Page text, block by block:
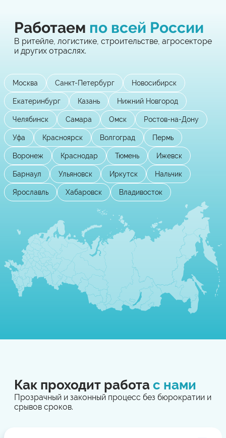
Работаем по всей России
В ритейле, логистике, строительстве, агросекторе
и других отраслях.
Москва Санкт-Петербург Новосибирск
Екатеринбург Казань Нижний Новгород
Челябинск Самара Омск Ростов-на-Дону
Уфа Красноярск Волгоград Пермь
Воронеж Краснодар Тюмень Ижевск
Барнаул Ульяновск Иркутск Нальчик
Ярославль Хабаровск Владивосток
Как проходит работа с нами
Прозрачный и законный процесс без бюрократии и
срывов сроков.